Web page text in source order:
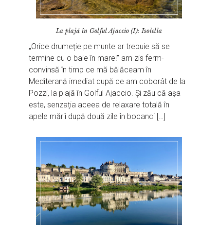
La plajă în Golful Ajaccio (I): Isolella
„Orice drumeție pe munte ar trebuie să se
termine cu o baie în mare!” am zis ferm-
convinsă în timp ce mă bălăceam în
Mediterană imediat după ce am coborât de la
Pozzi, la plajă în Golful Ajaccio. Și zău că așa
este, senzația aceea de relaxare totală în
apele mării după două zile în bocanci […]